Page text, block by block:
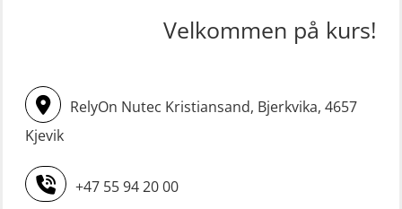
Livbåtfører FF1200 repetisjon
Livbåtfører Sliskelivbåt grunnkurs
m/E-læring (OSEBLE006)
(OSE1471)
STCW oppgradering for
(MBS124)
STCW oppgradering for
maskinoffiserer uten fartstid 66 t
(MBS125)
Velkommen på kurs!
RelyOn Nutec Kristiansand, Bjerkvika, 4657
Kjevik
+47 55 94 20 00